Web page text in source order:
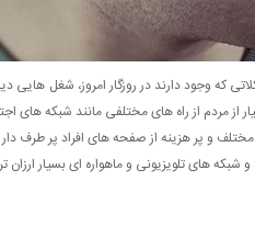
که وجود دارند در روزگار امروز، شغل
از مردم از راه های مختلفی مانند شبکه
و پر هزینه از صفحه های افراد پر طرف
شبکه های تلویزیونی و ماهواره ای بسیار ارزان